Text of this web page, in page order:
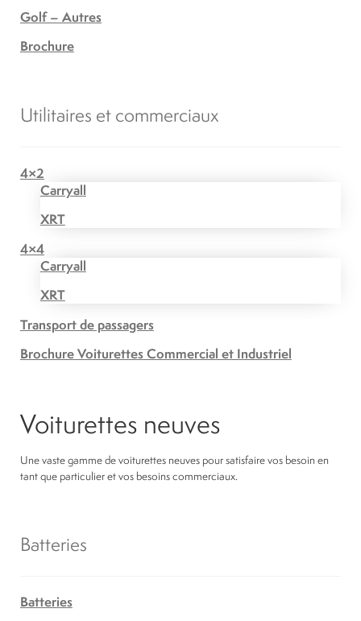
Golf – Autres
Brochure
Utilitaires et commerciaux
4×2
Carryall
XRT
4×4
Carryall
XRT
Transport de passagers
Brochure Voiturettes Commercial et Industriel
Voiturettes neuves
Une vaste gamme de voiturettes neuves pour satisfaire vos besoin en
tant que particulier et vos besoins commerciaux.
Batteries
Batteries